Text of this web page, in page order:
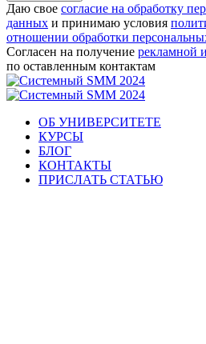
Даю свое согласие на обработку
данных и принимаю условия
отношении обработки
Согласен на получение рекламной
по оставленным контактам
ОБ УНИВЕРСИТЕТЕ
КУРСЫ
БЛОГ
КОНТАКТЫ
ПРИСЛАТЬ СТАТЬЮ